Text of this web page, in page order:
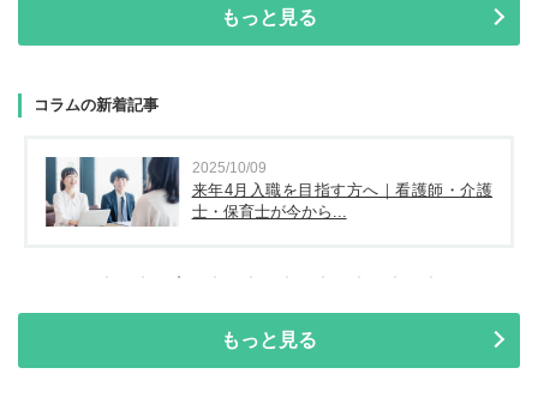
もっと見る
コラムの新着記事
2025/10/09
来年4月入職を目指す方へ｜看護師・介護
士・保育士が今から...
もっと見る